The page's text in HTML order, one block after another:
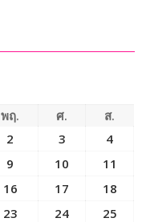
พฤ. ศ.
ส.
2 3
4
9 10
11
16 17
18
23 24
25